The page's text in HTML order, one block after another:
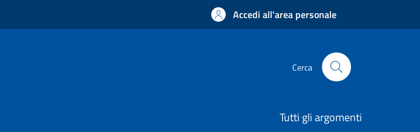
Accedi all'area personale
Cerca
Tutti gli argomenti